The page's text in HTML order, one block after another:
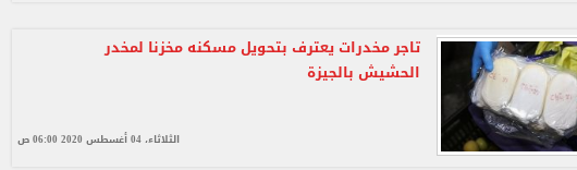
تاجر مخدرات يعترف بتحويل مسكنه مخزنا لمخدر
الحشيش بالجيزة
الثلاثاء، 04 أغسطس 2020 06:00 ص